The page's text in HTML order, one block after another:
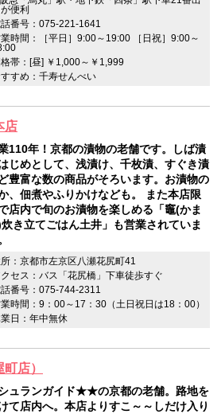
便利
番号：075-221-1641
時間：［平日］9:00～19:00 ［日祝］9:00～
帯：[昼] ￥1,000～￥1,999
すめ：千寿せんべい
店
110年！京都の漬物の老舗です。しば漬
じめとして、浅漬け、千枚漬、すぐき漬
豊富な数の商品がそろいます。お漬物の
、佃煮やふりかけなども。 また本店限
店内で旬のお漬物を楽しめる「竈(かま
炊き立てごはん土井」も営業されていま
：京都市左京区八瀬花尻町41
セス：バス「花尻橋」下車徒歩すぐ
番号：075-744-2311
時間：9：00～17：30（土日祝日は18：00）
日：年中無休
店）
ュランガイド★★の京都の老舗。路地を
て店内へ。本店よりすこ～～しだけ入り